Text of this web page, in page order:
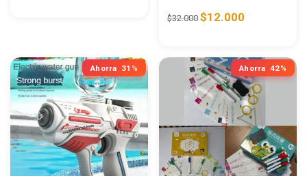
$32.000 Original price was:
$12.000
Ahorra 31% Ahorra 42%